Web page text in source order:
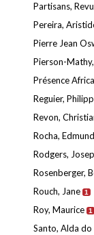
Partisans,
Pereira,
Pierre Jean
Pierson-
Présence
Reguier,
Revon,
Rocha,
Rodgers,
Rosenberger,
Rouch, Jane 1
Roy, Maurice 1
Santo, Alda